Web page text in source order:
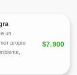
un
propio
$7.900